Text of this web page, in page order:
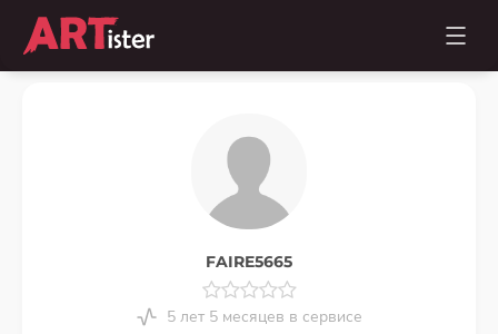
FAIRE5665
5 лет 5 месяцев в сервисе